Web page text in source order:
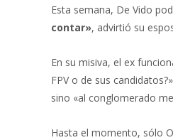
Esta semana, De Vido
contar», advirtió su
En su misiva, el ex
FPV o de sus
sino «al conglomerado
Hasta el momento, sólo